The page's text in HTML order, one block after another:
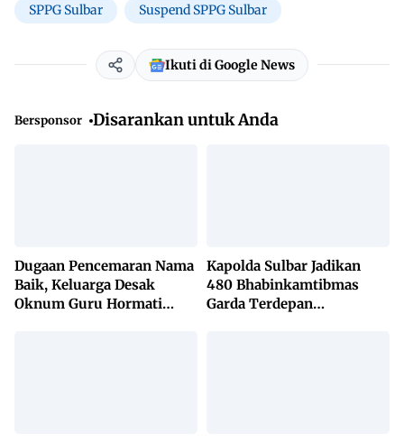
SPPG Sulbar Suspend SPPG Sulbar
Ikuti di Google News
Bersponsor Disarankan untuk Anda
Dugaan Pencemaran Nama
Baik, Keluarga Desak
Oknum Guru Hormati
Kapolda Sulbar Jadikan
480 Bhabinkamtibmas
Garda Terdepan